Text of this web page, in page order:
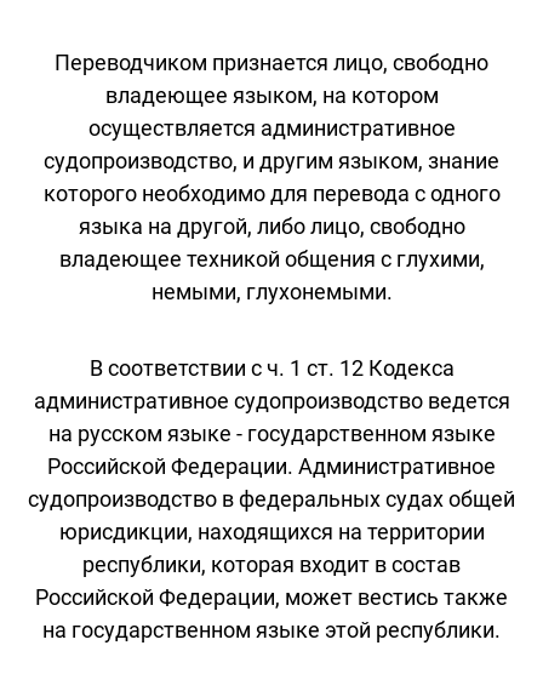
Переводчиком признается лицо, свободно
владеющее языком, на котором
осуществляется административное
судопроизводство, и другим языком, знание
которого необходимо для перевода с одного
языка на другой, либо лицо, свободно
владеющее техникой общения с глухими,
немыми, глухонемыми.
В соответствии с ч. 1 ст. 12 Кодекса
административное судопроизводство ведется
на русском языке - государственном языке
Российской Федерации. Административное
судопроизводство в федеральных судах общей
юрисдикции, находящихся на территории
республики, которая входит в состав
Российской Федерации, может вестись также
на государственном языке этой республики.